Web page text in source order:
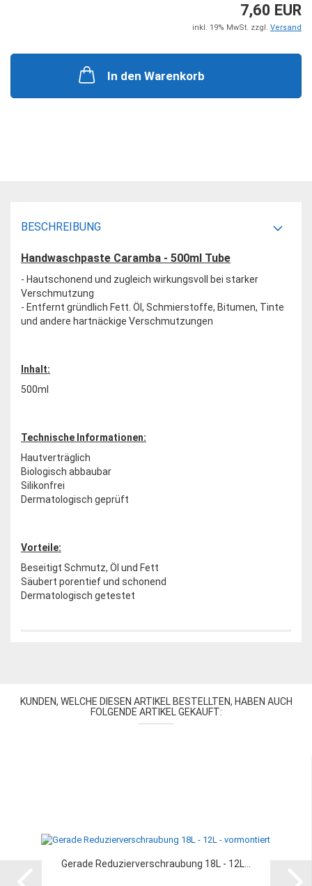
7,60 EUR
inkl. 19% MwSt. zzgl. Versand
In den Warenkorb
BESCHREIBUNG
Handwaschpaste Caramba - 500ml Tube
- Hautschonend und zugleich wirkungsvoll bei starker
Verschmutzung
- Entfernt gründlich Fett. Öl, Schmierstoffe, Bitumen, Tinte
und andere hartnäckige Verschmutzungen
Inhalt:
500ml
Technische Informationen:
Hautverträglich
Biologisch abbaubar
Silikonfrei
Dermatologisch geprüft
Vorteile:
Beseitigt Schmutz, Öl und Fett
Säubert porentief und schonend
Dermatologisch getestet
KUNDEN, WELCHE DIESEN ARTIKEL BESTELLTEN, HABEN AUCH
FOLGENDE ARTIKEL GEKAUFT:
Gerade Reduzierverschraubung 18L - 12L...